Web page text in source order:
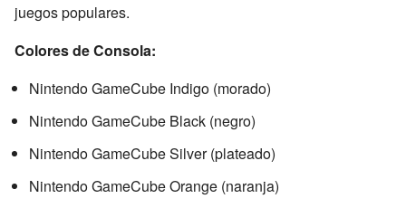
juegos populares.
Colores de Consola:
Nintendo GameCube Indigo (morado)
Nintendo GameCube Black (negro)
Nintendo GameCube Silver (plateado)
Nintendo GameCube Orange (naranja)